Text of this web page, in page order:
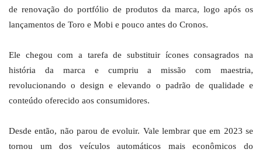
de renovação do portfólio de produtos da marca, logo após os
lançamentos de Toro e Mobi e pouco antes do Cronos.
Ele chegou com a tarefa de substituir ícones consagrados na
história da marca e cumpriu a missão com maestria,
revolucionando o design e elevando o padrão de qualidade e
conteúdo oferecido aos consumidores.
Desde então, não parou de evoluir. Vale lembrar que em 2023 se
tornou um dos veículos automáticos mais econômicos do